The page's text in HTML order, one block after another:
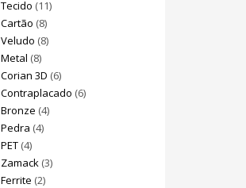
Tecido (11)
Cartão (8)
Veludo (8)
Metal (8)
Corian 3D (6)
Contraplacado (6)
Bronze (4)
Pedra (4)
PET(4)
Zamack(3)
Ferrite (2)